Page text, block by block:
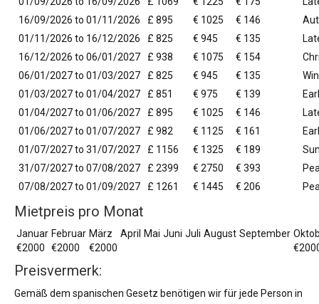
16/09/2026 to 01/11/2026
£ 895 € 1025 € 146
01/11/2026 to 16/12/2026
£ 825 € 945 € 135
16/12/2026 to 06/01/2027
£ 938 € 1075 € 154
06/01/2027 to 01/03/2027
£ 825 € 945 € 135
01/03/2027 to 01/04/2027
£ 851 € 975 € 139
01/04/2027 to 01/06/2027
£ 895 € 1025 € 146
01/06/2027 to 01/07/2027
£ 982 € 1125 € 161
01/07/2027 to 31/07/2027
£ 1156 € 1325 € 189
31/07/2027 to 07/08/2027
£ 2399 € 2750 € 393
07/08/2027 to 01/09/2027
£ 1261 € 1445 € 206
Mietpreis pro Monat
Januar Februar März April Mai Juni Juli August September
€2000
€2000 €2000
Preisvermerk:
Gemäß dem spanischen Gesetz benötigen wir für jede Person in